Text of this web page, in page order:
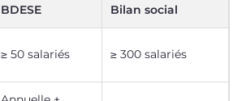
BDESE Bilan social
≥ 50 salariés ≥ 300 salariés